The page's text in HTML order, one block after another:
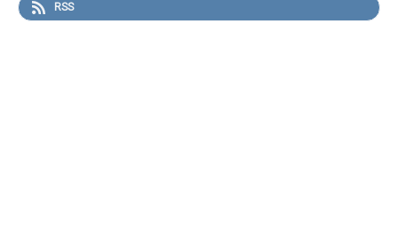
sjef Christian Printzell Halvorsen.
RSS